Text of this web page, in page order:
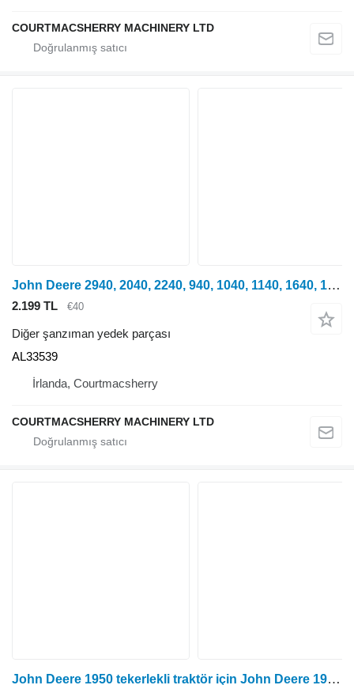
COURTMACSHERRY MACHINERY LTD
John Deere 2940, 2040, 2240, 940, 1040, 1140, 1640, 1840, 2040, 3040, 3140, 2140, 3040, 2350, 2750, 2950, 840, 3640, 3150, 3050, 3350, 2650, 2850, 2250, 2450, 1550, 1750, 1850, 1350, 2955, 2755, 2355, 2155, 2355, 1950, 3650, 3155, 3055, 1850, 1950, 2450, 2650, 2850, 3150, 3350, 2250, 2755, 2141, 2541, 2941, 3141, 3641, 1641, 2251, 2650, 2951, 3351, 3651 tekerlekli traktör için John Deere 40, 41, 50, 51, 55 Serisi 2140, 2350 Vites Kolu Seçici Çubuğu Al3353 AL33539
2.199 TL €40
Diğer şanzıman yedek parçası
AL33539
İrlanda, Courtmacsherry
COURTMACSHERRY MACHINERY LTD
John Deere 1950 tekerlekli traktör için John Deere 1950 Diferansiyel Kilit Vites Yaka R51501, L32569 şanzıman dişlisi